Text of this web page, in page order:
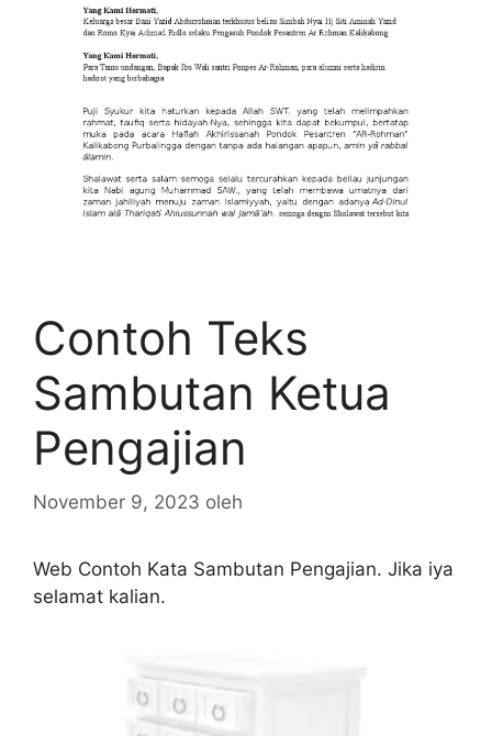
Contoh Teks
Sambutan Ketua
Pengajian
November 9, 2023 oleh
Web Contoh Kata Sambutan Pengajian. Jika iya
selamat kalian.